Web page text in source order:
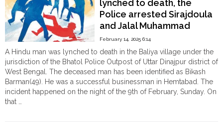
Articles
Love
Jihad
Ghar
Wapsi
Politics
Law
lynched to death, the
Police arrested Sirajdoula
and Jalal Muhammad
February 14, 2025 6:14
A Hindu man was lynched to death in the Baliya village under the
jurisdiction of the Bhatol Police Outpost of Uttar Dinajpur district of
West Bengal. The deceased man has been identified as Bikash
Barman(49). He was a successful businessman in Hemtabad. The
incident happened on the night of the 9th of February, Sunday. On
that …